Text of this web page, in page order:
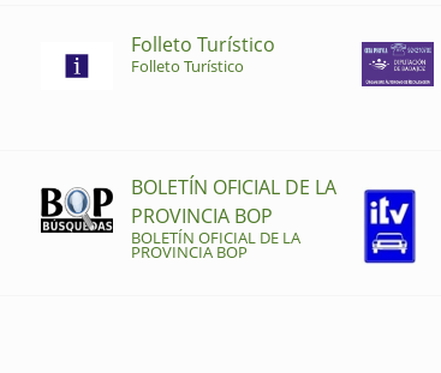
Folleto Turístico
Folleto Turístico
BOLETÍN OFICIAL DE LA
PROVINCIA BOP
BOLETÍN OFICIAL DE LA
PROVINCIA BOP